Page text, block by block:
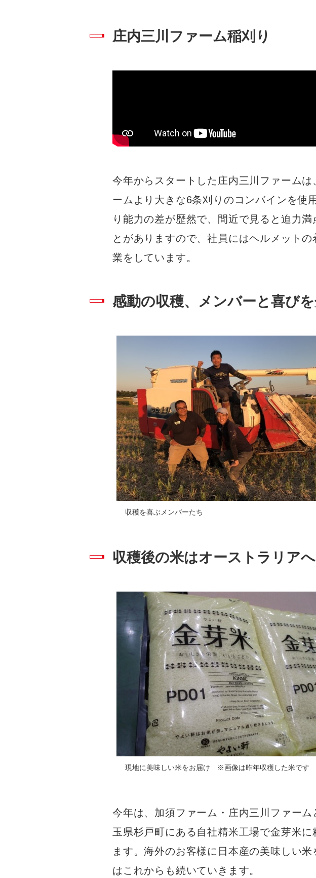
庄内三川ファーム稲刈り
今年からスタートした庄内三川ファーム
ームより大きな6条刈りのコンバインを使
り能力の差が歴然で、間近で見ると迫力
とがありますので、社員にはヘルメット
業をしています。
感動の収穫、メンバーと喜び
収穫を喜ぶメンバーたち
収穫後の米はオーストラリアへ
現地に美味しい米をお届け ※画像は昨年収穫した米です
今年は、加須ファーム・庄内三川ファー
玉県杉戸町にある自社精米工場で金芽米
ます。海外のお客様に日本産の美味しい
はこれからも続いていきます。